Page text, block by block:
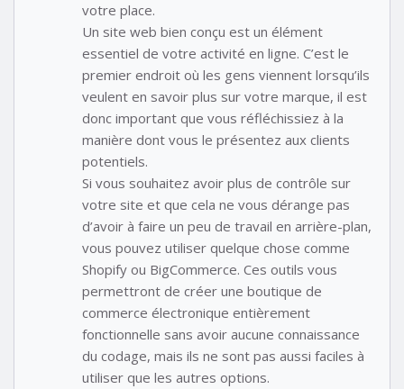
votre place.
Un site web bien conçu est un élément
essentiel de votre activité en ligne. C’est le
premier endroit où les gens viennent lorsqu’ils
veulent en savoir plus sur votre marque, il est
donc important que vous réfléchissiez à la
manière dont vous le présentez aux clients
potentiels.
Si vous souhaitez avoir plus de contrôle sur
votre site et que cela ne vous dérange pas
d’avoir à faire un peu de travail en arrière-plan,
vous pouvez utiliser quelque chose comme
Shopify ou BigCommerce. Ces outils vous
permettront de créer une boutique de
commerce électronique entièrement
fonctionnelle sans avoir aucune connaissance
du codage, mais ils ne sont pas aussi faciles à
utiliser que les autres options.